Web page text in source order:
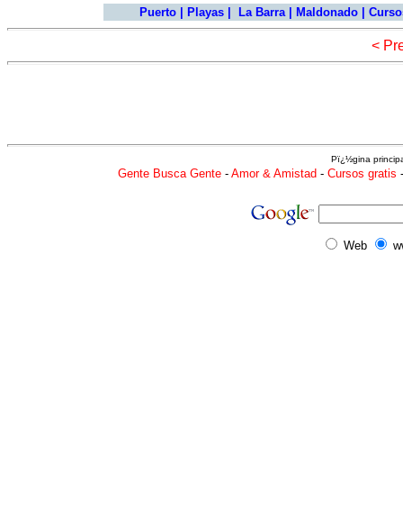
Puerto| Playas| La Barra| Maldonado|
<
Pï¿½gina
Gente Busca Gente - Amor & Amistad - Cursos gratis
Web